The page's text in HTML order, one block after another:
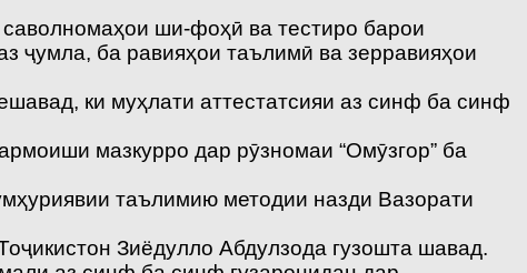
ши-фоҳӣ ва тестиро барои
ҷумла, ба равияҳои таълимӣ ва зерравияҳои
ки муҳлати аттестатсияи аз синф ба синф
мазкурро дар рӯзномаи “Омӯзгор” ба
таълимию методии назди Вазорати
Зиёдулло Абдулзода гузошта шавад.